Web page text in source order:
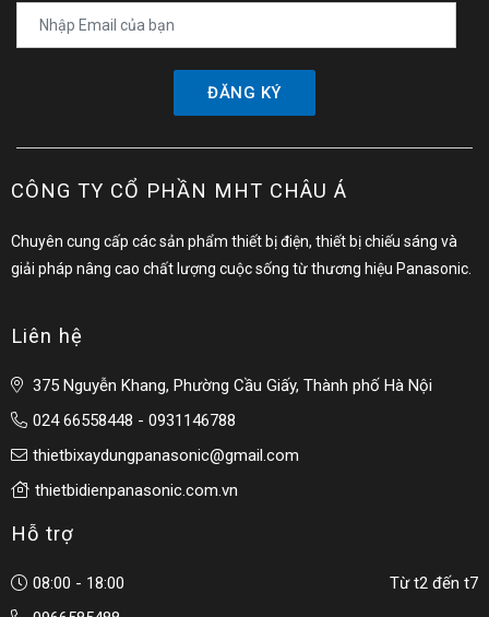
ĐĂNG KÝ
CÔNG TY CỔ PHẦN MHT CHÂU Á
Chuyên cung cấp các sản phẩm thiết bị điện, thiết bị chiếu sáng và
giải pháp nâng cao chất lượng cuộc sống từ thương hiệu Panasonic.
Liên hệ
375 Nguyễn Khang, Phường Cầu Giấy, Thành phố Hà Nội
024 66558448 - 0931146788
thietbixaydungpanasonic@gmail.com
thietbidienpanasonic.com.vn
Hỗ trợ
08:00 - 18:00
Từ t2 đến t7